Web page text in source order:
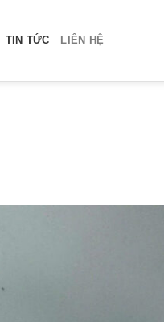
TIN TỨC LIÊN HỆ